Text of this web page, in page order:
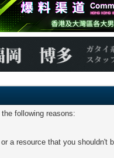
following reasons:
a resource that you shouldn't